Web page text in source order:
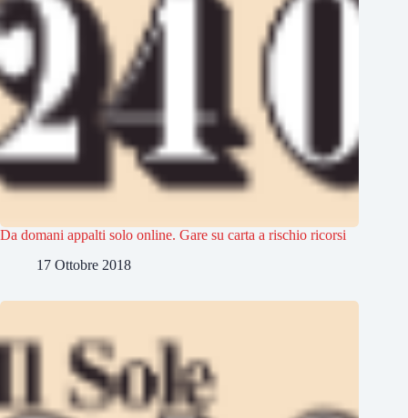
Da domani appalti solo online. Gare su carta a rischio ricorsi
17 Ottobre 2018